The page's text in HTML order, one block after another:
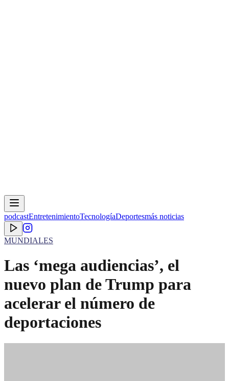
podcastEntretenimientoTecnologíaDeportesmás noticias
MUNDIALES
Las ‘mega audiencias’, el
nuevo plan de Trump para
acelerar el número de
deportaciones